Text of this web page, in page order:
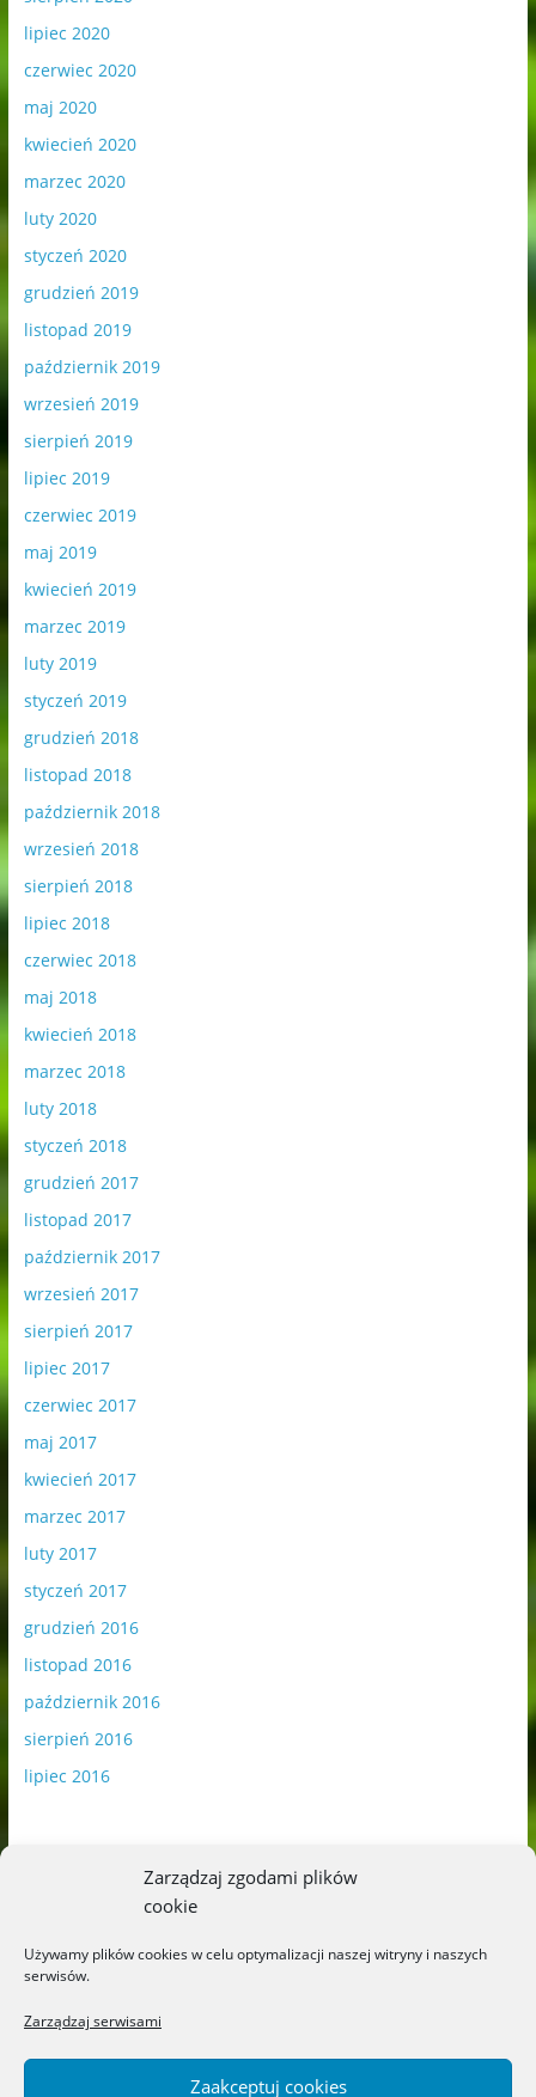
Zarządzaj zgodami plików
cookie
Używamy plików cookies w celu optymalizacji naszej witryny i naszych
serwisów.
Zarządzaj serwisami
Zaakceptuj cookies
lipiec 2020
czerwiec 2020
maj 2020
kwiecień 2020
marzec 2020
luty 2020
styczeń 2020
grudzień 2019
listopad 2019
październik 2019
wrzesień 2019
sierpień 2019
lipiec 2019
czerwiec 2019
maj 2019
kwiecień 2019
marzec 2019
luty 2019
styczeń 2019
grudzień 2018
listopad 2018
październik 2018
wrzesień 2018
sierpień 2018
lipiec 2018
czerwiec 2018
maj 2018
kwiecień 2018
marzec 2018
luty 2018
styczeń 2018
grudzień 2017
listopad 2017
październik 2017
wrzesień 2017
sierpień 2017
lipiec 2017
czerwiec 2017
maj 2017
kwiecień 2017
marzec 2017
luty 2017
styczeń 2017
grudzień 2016
listopad 2016
październik 2016
sierpień 2016
lipiec 2016